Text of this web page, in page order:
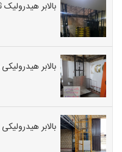
بالابر
بالابر
بالابر